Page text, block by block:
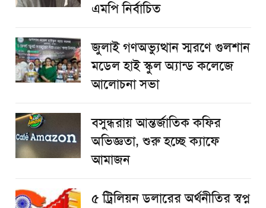
এমপি নির্বাচিত
জুলাই গণঅভ্যুত্থান স্মরণে গুলশান
মডেল হাই স্কুল অ্যান্ড কলেজে
আলোচনা সভা
বসুন্ধরায় আন্তর্জাতিক কফির
অভিজ্ঞতা, শুরু হচ্ছে ক্যাফে
আমাজন
৫ ট্রিলিয়ন ডলারের অর্থনীতির স্বপ্ন